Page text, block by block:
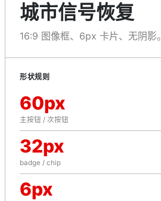
城市信号恢复
16:9 图像框、6px 卡片、无阴影。
形状规则
60px
主按钮 / 次按钮
32px
badge / chip
6px